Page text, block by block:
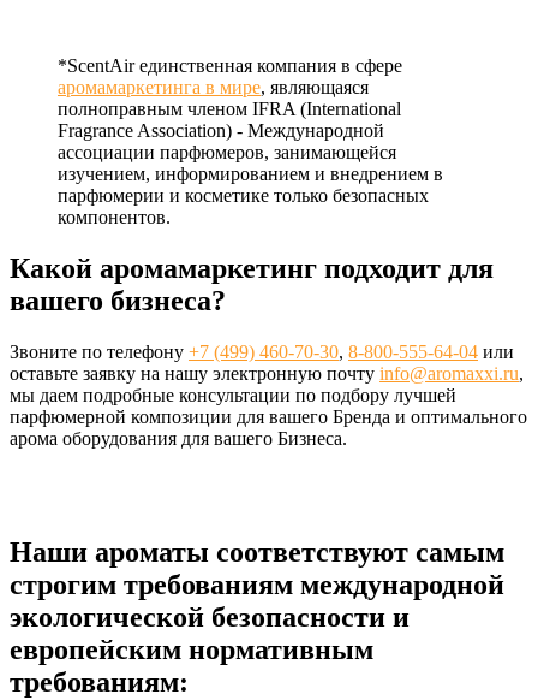
*ScentAir единственная компания в сфере
аромамаркетинга в мире, являющаяся
полноправным членом IFRA (International
Fragrance Association) - Международной
ассоциации парфюмеров, занимающейся
изучением, информированием и внедрением в
парфюмерии и косметике только безопасных
компонентов.
Какой аромамаркетинг подходит для
вашего бизнеса?
Звоните по телефону +7 (499) 460-70-30, 8-800-555-64-04 или
оставьте заявку на нашу электронную почту info@aromaxxi.ru,
мы даем подробные консультации по подбору лучшей
парфюмерной композиции для вашего Бренда и оптимального
арома оборудования для вашего Бизнеса.
Наши ароматы соответствуют самым
строгим требованиям международной
экологической безопасности и
европейским нормативным
требованиям: